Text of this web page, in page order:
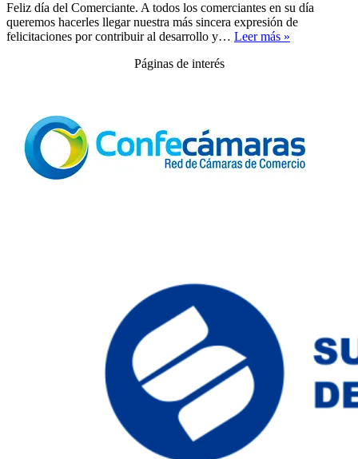
Feliz día del Comerciante. A todos los comerciantes en su día
queremos hacerles llegar nuestra más sincera expresión de
felicitaciones por contribuir al desarrollo y… Leer más »
Páginas de interés